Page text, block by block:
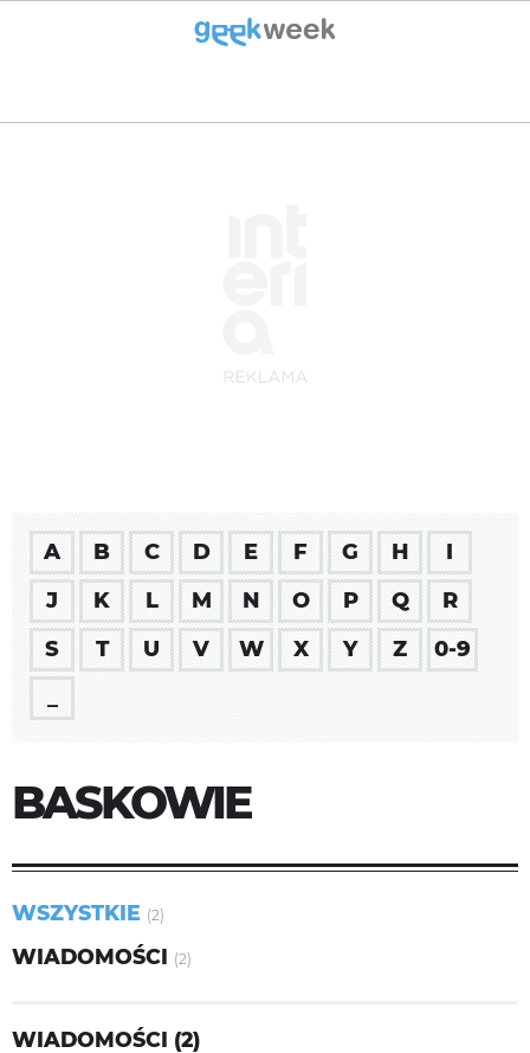
A B C D E F G H
I
J
K L M N O P Q
R
S
T U V W X Y Z
0-9
BASKOWIE
WSZYSTKIE (2)
WIADOMOŚCI (2)
WIADOMOŚCI (2)